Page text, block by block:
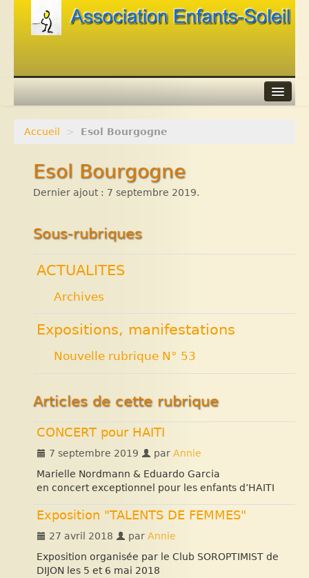
Agenda
Adhérer
Contacts
Accueil > Esol Bourgogne
Esol Bourgogne
Dernier ajout : 7 septembre 2019.
Sous-rubriques
ACTUALITES
Archives
Expositions, manifestations
Nouvelle rubrique N° 53
Articles de cette rubrique
CONCERT pour HAITI
7 septembre 2019 par Annie
Marielle Nordmann & Eduardo Garcia
en concert exceptionnel pour les enfants d’HAITI
Exposition "TALENTS DE FEMMES"
27 avril 2018 par Annie
Exposition organisée par le Club SOROPTIMIST de
DIJON les 5 et 6 mai 2018